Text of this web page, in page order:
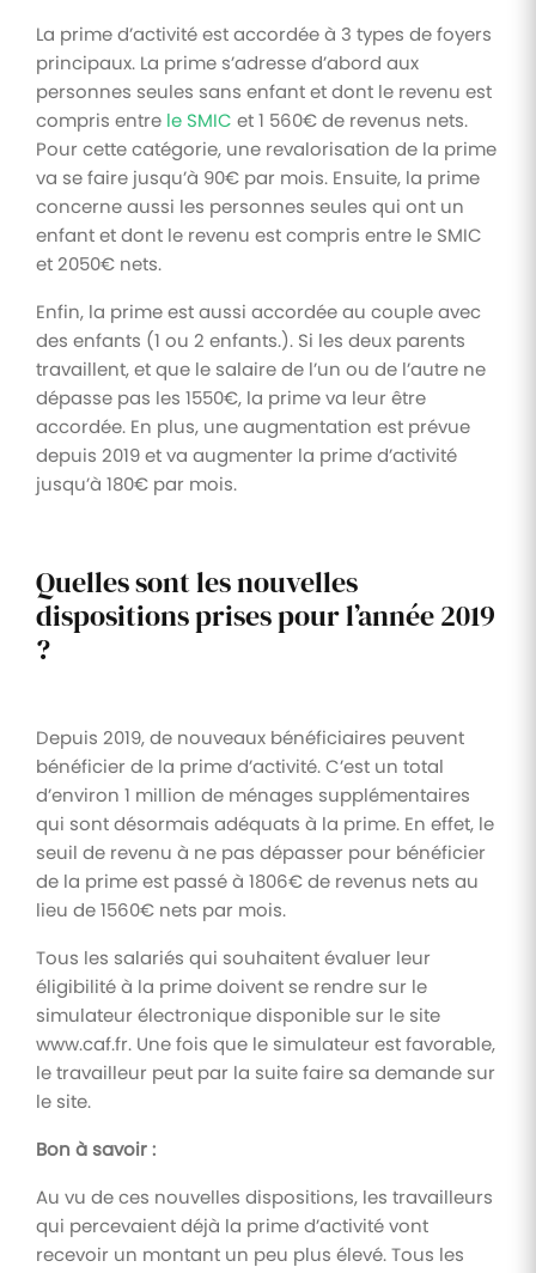
La prime d’activité est accordée à 3 types de foyers
principaux. La prime s’adresse d’abord aux
personnes seules sans enfant et dont le revenu est
compris entre le SMIC et 1 560€ de revenus nets.
Pour cette catégorie, une revalorisation de la prime
va se faire jusqu’à 90€ par mois. Ensuite, la prime
concerne aussi les personnes seules qui ont un
enfant et dont le revenu est compris entre le SMIC
et 2050€ nets.
Enfin, la prime est aussi accordée au couple avec
des enfants (1 ou 2 enfants.). Si les deux parents
travaillent, et que le salaire de l’un ou de l’autre ne
dépasse pas les 1550€, la prime va leur être
accordée. En plus, une augmentation est prévue
depuis 2019 et va augmenter la prime d’activité
jusqu’à 180€ par mois.
Quelles sont les nouvelles
dispositions prises pour l’année 2019
?
Depuis 2019, de nouveaux bénéficiaires peuvent
bénéficier de la prime d’activité. C’est un total
d’environ 1 million de ménages supplémentaires
qui sont désormais adéquats à la prime. En effet, le
seuil de revenu à ne pas dépasser pour bénéficier
de la prime est passé à 1806€ de revenus nets au
lieu de 1560€ nets par mois.
Tous les salariés qui souhaitent évaluer leur
éligibilité à la prime doivent se rendre sur le
simulateur électronique disponible sur le site
www.caf.fr. Une fois que le simulateur est favorable,
le travailleur peut par la suite faire sa demande sur
le site.
Bon à savoir :
Au vu de ces nouvelles dispositions, les travailleurs
qui percevaient déjà la prime d’activité vont
recevoir un montant un peu plus élevé. Tous les